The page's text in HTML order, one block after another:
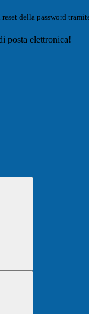
della password
posta elettronica!